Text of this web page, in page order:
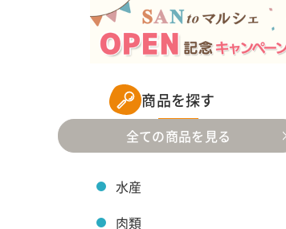
商品を探す
全ての商品を見る
水産
肉類